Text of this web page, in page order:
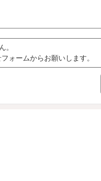
。
ォームからお願いします。